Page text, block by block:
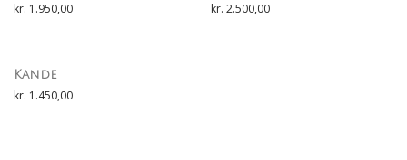
kr. 1.950,00 kr. 2.500,00
Kande
kr. 1.450,00